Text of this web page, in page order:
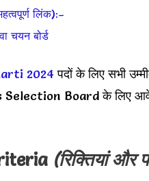
लिंक):–
चयन बोर्ड
2024 पदों के लिए सभी
Board के लिए
(रिक्तियां और